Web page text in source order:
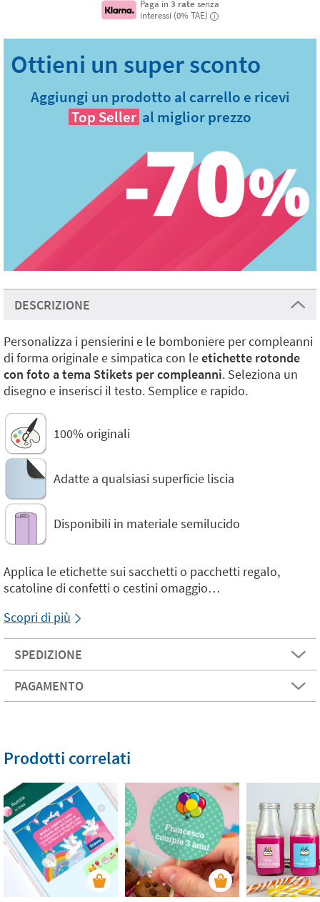
Paga in 3 rate senza
interessi (0% TAE)
i
Aggiungi un prodotto al carrello e ricevi
Top Seller al miglior prezzo
DESCRIZIONE
Personalizza i pensierini e le bomboniere per compleanni
di forma originale e simpatica con leetichette rotonde
con foto a tema Stikets per compleanni. Seleziona un
disegno e inserisci il testo. Semplice e rapido.
100% originali
Adatte a qualsiasi superficie liscia
Disponibili in materiale semilucido
Applica le etichette sui sacchetti o pacchetti regalo,
scatoline di confetti o cestini omaggio…
Scopri di più
SPEDIZIONE
PAGAMENTO
Prodotti correlati